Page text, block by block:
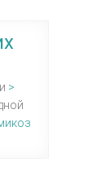
>